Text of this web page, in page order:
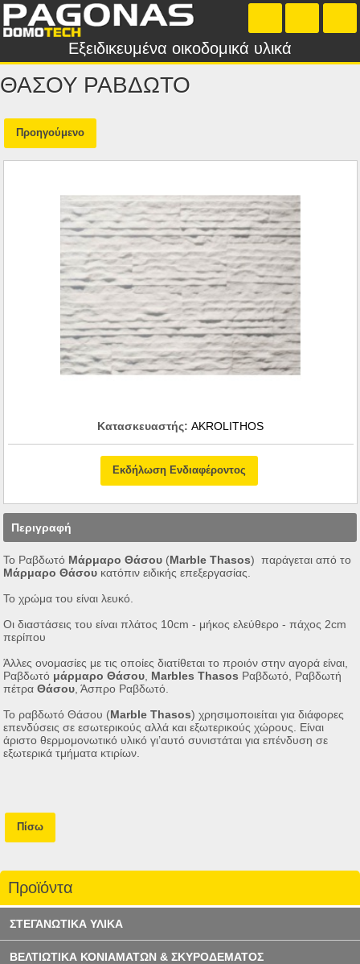
Εξειδικευμένα οικοδομικά υλικά
ΘΑΣΟΥ ΡΑΒΔΩΤΟ
Προηγούμενο
Κατασκευαστής: AKROLITHOS
Εκδήλωση Ενδιαφέροντος
Περιγραφή
Το Ραβδωτό Μάρμαρο Θάσου (Marble Thasos) παράγεται από το
Μάρμαρο Θάσου κατόπιν ειδικής επεξεργασίας.
Το χρώμα του είναι λευκό.
Οι διαστάσεις του είναι πλάτος 10cm - μήκος ελεύθερο - πάχος 2cm
περίπου
Άλλες ονομασίες με τις οποίες διατίθεται το προιόν στην αγορά είναι,
Ραβδωτό μάρμαρο Θάσου, Marbles Thasos Ραβδωτό, Ραβδωτή
πέτραΘάσου, Άσπρο Ραβδωτό.
Το ραβδωτό Θάσου (Marble Thasos) χρησιμοποιείται για διάφορες
επενδύσεις σε εσωτερικούς αλλά και εξωτερικούς χώρους. Είναι
άριστο θερμομονωτικό υλικό γι’αυτό συνιστάται για επένδυση σε
εξωτερικά τμήματα κτιρίων.
Πίσω
Προϊόντα
ΣΤΕΓΑΝΩΤΙΚΑ ΥΛΙΚΑ
ΒΕΛΤΙΩΤΙΚΑ ΚΟΝΙΑΜΑΤΩΝ & ΣΚΥΡΟΔΕΜΑΤΟΣ